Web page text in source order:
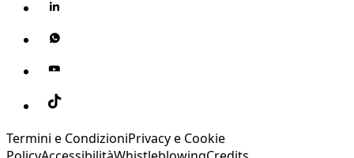
Termini e CondizioniPrivacy e Cookie